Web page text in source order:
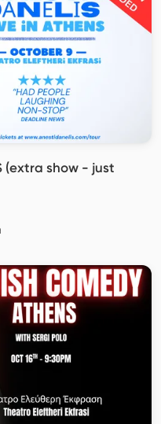
(extra show - just